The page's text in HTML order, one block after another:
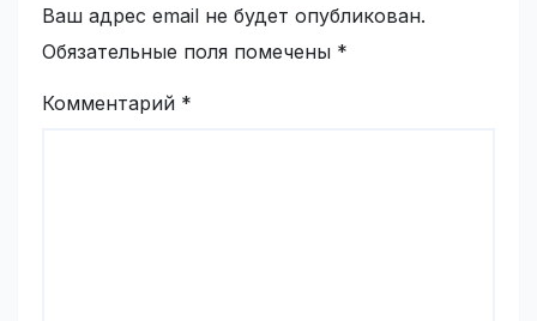
Ваш адрес email не будет опубликован.
Обязательные поля помечены *
Комментарий *